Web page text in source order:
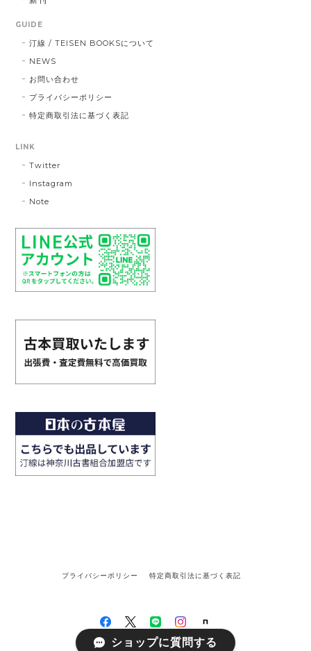
GUIDE
汀線 / TEISEN BOOKSについて
NEWS
お問い合わせ
プライバシーポリシー
特定商取引法に基づく表記
LINK
Twitter
Instagram
Note
プライバシーポリシー 特定商取引法に基づく表記
©汀線 / TEISEN BOOKS
ショップに質問する